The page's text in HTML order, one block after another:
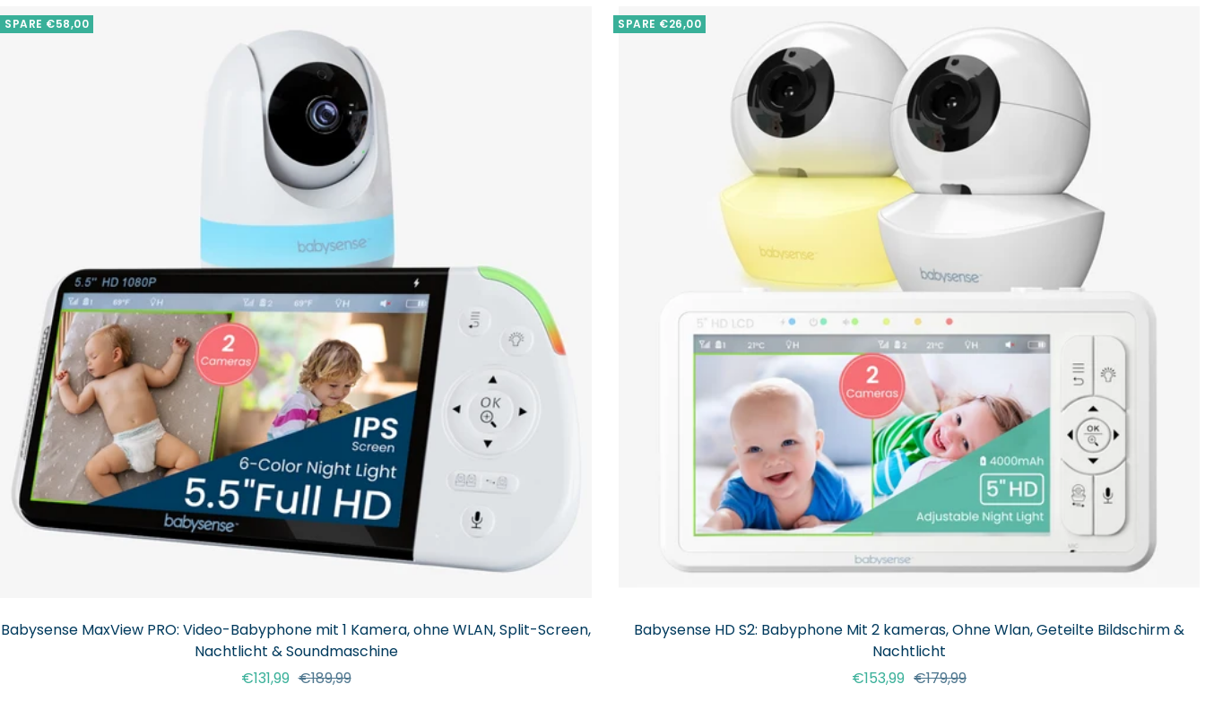
SPARE €58,00
Babysense MaxView PRO: Video-Babyphone mit 1 Kamera, ohne WLAN, Split-Screen,
Nachtlicht & Soundmaschine
Angebotspreis
€131,99 Regulärer
€189,99
SPARE €26,00
Babysense HD S2: Babyphone Mit 2 kameras, Ohne Wlan, Geteilte Bildschirm &
Nachtlicht
Angebotspreis
€153,99 Regulärer
€179,99